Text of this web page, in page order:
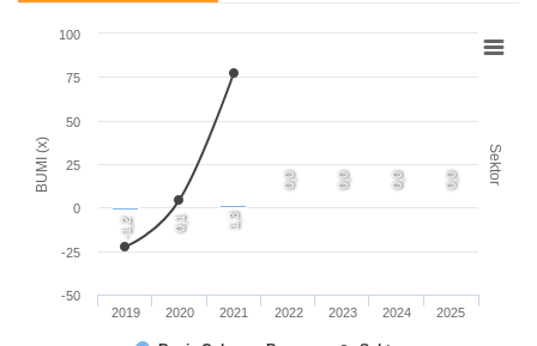
BUMI (x) Sektor
-1,2 0,1 1,3
0,0 0,0 0,0 0,0
2019 2020 2021 2022 2023 2024 2025
-50
-25
0
25
50
75
100